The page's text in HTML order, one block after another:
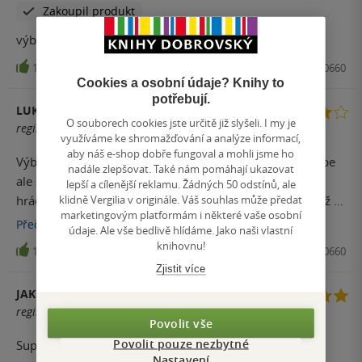
Zakoupil produkt
výborná hra, ale počet kariet núti kúpiť rozšírenia
12 Hra, Asmodee, 2026, 3558380020660
LUKÁŠ
registrovaný uživatel
Výborná jednoduchá hra i pro nehráče deskovek. Za sebe
ale spíše doporučím Dixit, který je sice jen pro max 6
hráčů, ale hlasování v něm kartičkami je pohodlnější než s
proděrovanou destičkou. Plus osobní názor, že obrázky z
originálu jsou hezčí.
Přečíst více
11 Hra, Asmodee, 2026, 3558380020660
JAKUB
registrovaný uživatel
Super, rádi ji hrajeme a už se těšíme na rozšíření
Cookies a osobní údaje? Knihy to
potřebují.
O souborech cookies jste určitě již slyšeli. I my je
využíváme ke shromažďování a analýze informací,
aby náš e-shop dobře fungoval a mohli jsme ho
nadále zlepšovat. Také nám pomáhají ukazovat
lepší a cílenější reklamu. Žádných 50 odstínů, ale
klidně Vergilia v originále. Váš souhlas může předat
marketingovým platformám i některé vaše osobní
údaje. Ale vše bedlivě hlídáme. Jako naši vlastní
knihovnu!
Zjistit více
Povolit vše
Povolit pouze nezbytné